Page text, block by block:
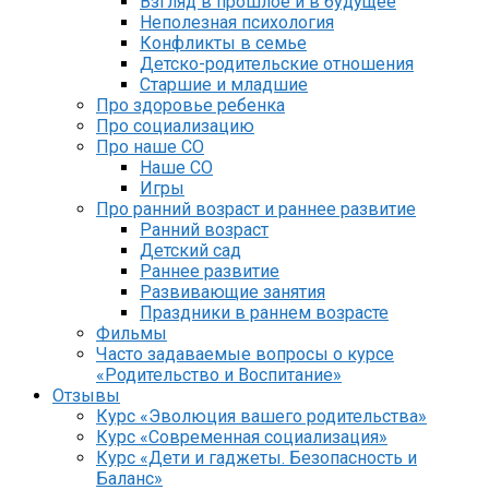
Неполезная психология
Конфликты в семье
Детско-родительские отношения
Старшие и младшие
Про здоровье ребенка
Про социализацию
Про наше СО
Наше СО
Игры
Про ранний возраст и раннее развитие
Ранний возраст
Детский сад
Раннее развитие
Развивающие занятия
Праздники в раннем возрасте
Фильмы
Часто задаваемые вопросы о курсе
«Родительство и Воспитание»
Отзывы
Курс «Эволюция вашего родительства»
Курс «Современная социализация»
Курс «Дети и гаджеты. Безопасность и
Баланс»